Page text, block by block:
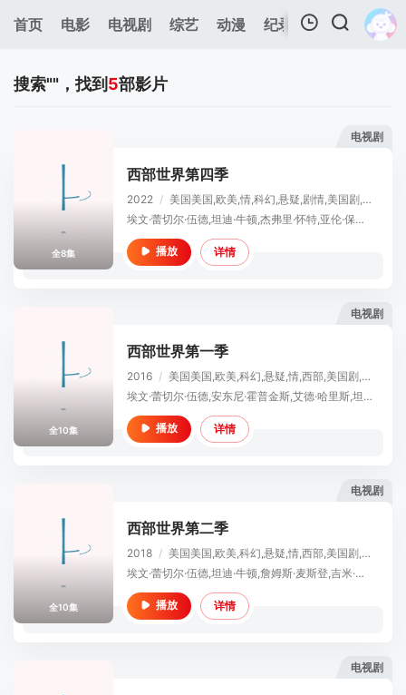
首页 电影 电视剧 综艺 动漫 纪录片 视频短片
暂无观看影片的记录
搜索""，找到 5部影片
电视剧
全8集
西部世界第四季
2022 / 美国美国,欧美,情,科幻,悬疑,剧情,美国剧,欧美剧
埃文·蕾切尔·伍德,坦迪·牛顿,杰弗里·怀特,亚伦·保尔,艾德·哈里斯,詹姆斯·麦斯登,吴彦祖,曼尼·蒙塔纳,阿丽亚娜·德博斯,奥罗拉·佩里诺,吉姆·科迪·威廉姆斯,丽贝卡·拉迪西奇,Maynard Bagang,Brandon Sklenar,Cronin Cullen,Masashi Ishizuka,Mateo Montez
播放 详情
电视剧
全10集
西部世界第一季
2016 / 美国美国,欧美,科幻,悬疑,情,西部,美国剧,欧美剧
埃文·蕾切尔·伍德,安东尼·霍普金斯,艾德·哈里斯,坦迪·牛顿,杰弗里·怀特,吉米·辛普森,詹姆斯·麦斯登,本·巴恩斯,英格丽德·波尔索·贝达尔,卢克·海姆斯沃斯,西瑟·巴比特·科努德森,安吉拉·萨拉弗安,珊农·沃德华德,西蒙·夸特曼,小克利夫顿·克林斯,罗德里戈·桑托罗,奥利弗·贝尔,莱昂纳多·吴,詹姆斯·兰德里·赫伯特,路易斯·赫特哈姆,杰弗里·丹尼尔·菲利普斯,泰莎·汤普森,米兰达·奥图,库里·格拉汉姆,凯尔·柏海莫,凯姬·迈克拉瑞,奥利维亚·梅,杰姬·摩尔,妲露拉·莱莉,史蒂文·奥格,罗比·史密斯
播放 详情
电视剧
全10集
西部世界第二季
2018 / 美国美国,欧美,科幻,悬疑,情,西部,美国剧,欧美剧
埃文·蕾切尔·伍德,坦迪·牛顿,詹姆斯·麦斯登,吉米·辛普森,妲露拉·莱莉,卡佳·赫尔伯斯,艾德·哈里斯,乔纳森·塔克,杰弗里·怀特,路易斯·赫特哈姆,尼尔·杰克逊,古斯塔·斯卡斯加德,法瑞斯·法瑞斯,贝蒂·加布里埃尔,真田广之,本·巴恩斯,泰莎·汤普森,冈本多绪,茱莉亚·琼斯,扎恩·迈克拉农,卢克·海姆斯沃斯,西蒙·夸特曼,罗德里戈·桑托罗,史蒂文·奥格,菊地凛子,小克利夫顿·克林斯
播放 详情
电视剧